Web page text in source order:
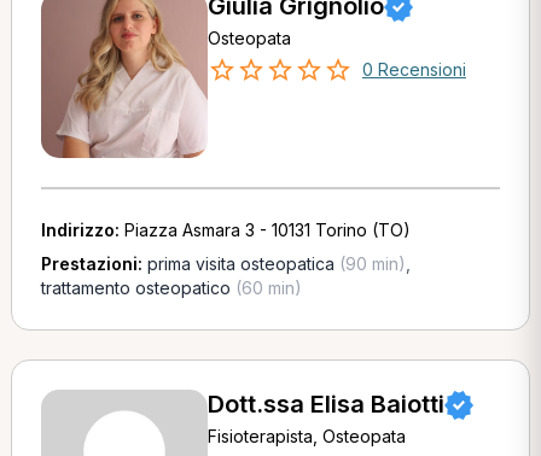
Giulia Grignolio
Osteopata
0 Recensioni
Indirizzo: Piazza Asmara 3 - 10131 Torino (TO)
Prestazioni: prima visita osteopatica (90 min)
trattamento osteopatico (60 min)
Dott.ssa Elisa Baiotti
Fisioterapista, Osteopata